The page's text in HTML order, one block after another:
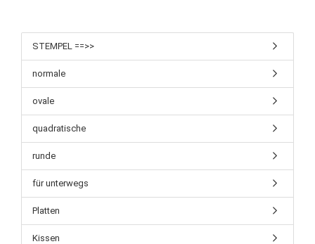
STEMPEL ==>>
normale
ovale
quadratische
runde
für unterwegs
Platten
Kissen